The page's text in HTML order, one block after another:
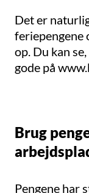
Det er
feriepengene
op. Du kan
gode på
Brug
Pengene har